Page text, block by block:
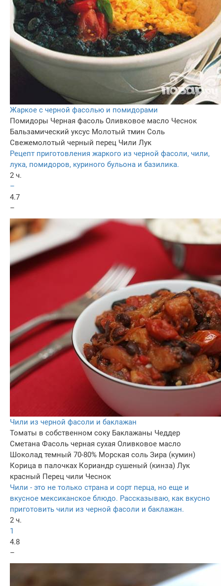
Жаркое с черной фасолью и помидорами
Помидоры Черная фасоль Оливковое масло Чеснок
Бальзамический уксус Молотый тмин Соль
Свежемолотый черный перец Чили Лук
Рецепт приготовления жаркого из черной фасоли, чили,
лука, помидоров, куриного бульона и базилика.
2 ч.
–
4.7
–
Чили из черной фасоли и баклажан
Томаты в собственном соку Баклажаны Чеддер
Сметана Фасоль черная сухая Оливковое масло
Шоколад темный 70-80% Морская соль Зира (кумин)
Корица в палочках Кориандр сушеный (кинза) Лук
красный Перец чили Чеснок
Чили - это не только страна и сорт перца, но еще и
вкусное мексиканское блюдо. Рассказываю, как вкусно
приготовить чили из черной фасоли и баклажан.
2 ч.
1
4.8
–